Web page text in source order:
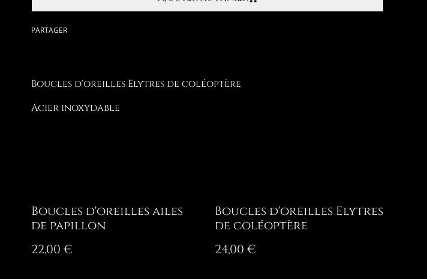
PARTAGER
Boucles d'oreilles Elytres de coléoptère
Acier inoxydable
Boucles d'oreilles ailes
de papillon
22,00 €
Boucles d'oreilles Elytres
de coléoptère
24,00 €